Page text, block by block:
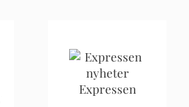
Expressen